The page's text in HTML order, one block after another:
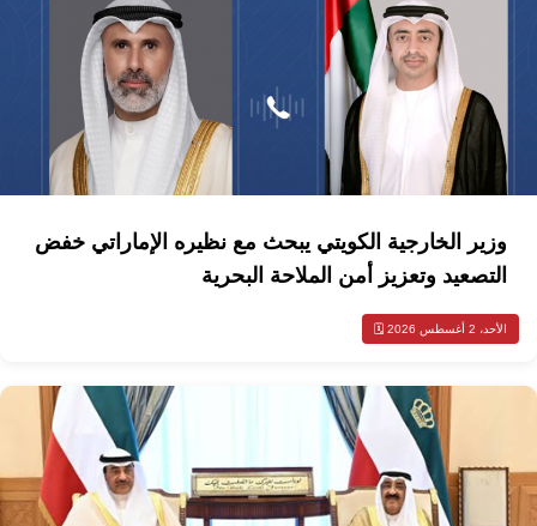
وزير الخارجية الكويتي يبحث مع نظيره الإماراتي خفض
التصعيد وتعزيز أمن الملاحة البحرية
الأحد، 2 أغسطس 2026 🗓️